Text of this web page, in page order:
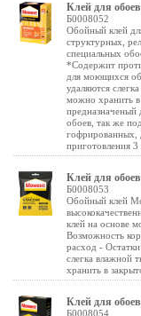
Клей для
Б0008052
Обойный клей
структурных,
специальных
*Содержит
для моющихся
удаляются
можно хранить в
предназначеный
обоев, так же
гофрированных,
приготовления 3
Клей для
Б0008053
Обойный клей
клей на основе
Возможность
расход - Остатки
слегка влажной
хранить в
Клей для
Б0008054